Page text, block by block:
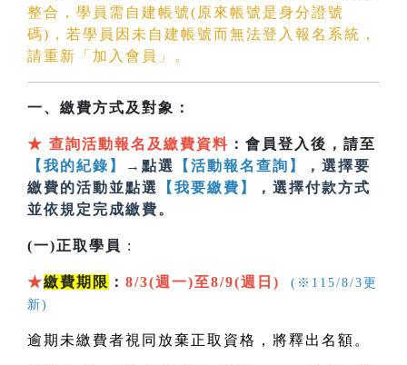
整合，學員需自建帳號(原來帳號是身分證號
碼)，若學員因未自建帳號而無法登入報名系統，
請重新「加入會員」。
一、繳費方式及對象：
★ 查詢活動報名及繳費資料 ：會員登入後，請至
【我的紀錄】
→點選 【活動報名查詢】
，選擇要
繳費的活動並點選
【我要繳費】
，選擇付款方式
並依規定完成繳費。
(一)正取學員 :
★繳費期限 ： 8/3(週一)至8/9(週日)
(※115/8/3更
新)
逾期未繳費者視同放棄正取資格，將釋出名額。